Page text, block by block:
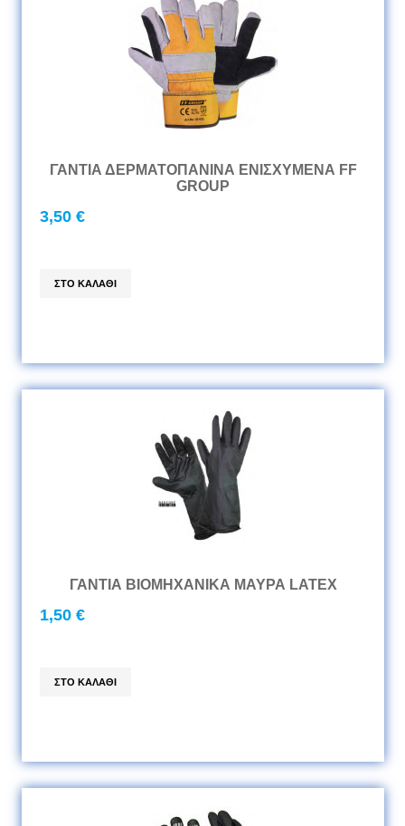
ΓΑΝΤΙΑ ΔΕΡΜΑΤΟΠΑΝΙΝΑ ΕΝΙΣΧΥΜΕΝΑ FF
GROUP
3,50 €
ΓΑΝΤΙΑ ΒΙΟΜΗΧΑΝΙΚΑ ΜΑΥΡΑ LATEX
1,50 €